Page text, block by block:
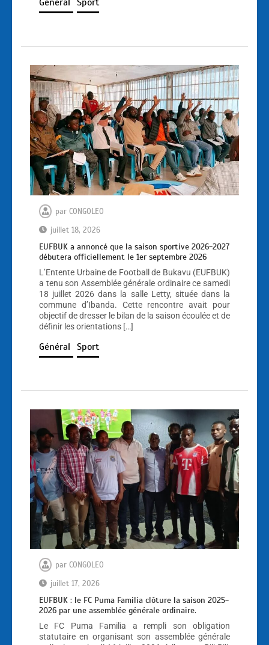
Général Sport
par CONGOLEO
juillet 18, 2026
EUFBUK a annoncé que la saison sportive 2026-2027
débutera officiellement le 1er septembre 2026
L’Entente Urbaine de Football de Bukavu (EUFBUK)
a tenu son Assemblée générale ordinaire ce samedi
18 juillet 2026 dans la salle Letty, située dans la
commune d’Ibanda. Cette rencontre avait pour
objectif de dresser le bilan de la saison écoulée et de
définir les orientations […]
Général Sport
par CONGOLEO
juillet 17, 2026
EUFBUK : le FC Puma Familia clôture la saison 2025-
2026 par une assemblée générale ordinaire.
Le FC Puma Familia a rempli son obligation
statutaire en organisant son assemblée générale